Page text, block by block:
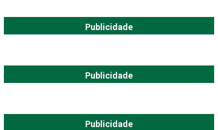
Publicidade
Publicidade
Publicidade